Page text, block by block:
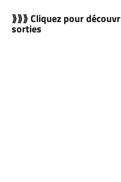
⟫⟫⟫ Cliquez pour
sorties